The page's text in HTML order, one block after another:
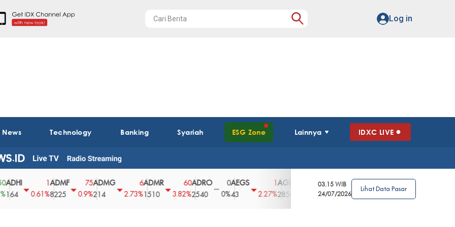
Log in
Technology Banking Syariah ESG Zone Lainnya IDXC LIVE
0.61%
ADMF
8225
0.9%
ADMG
214
2.73%
ADMR
1510
3.82%
ADRO
2540
0
0%
AEGS
43
2.27%
AGII
2850
3.39%
AGRO
148
4
2.63%
0%
03.15 WIB
24/07/2026
Lihat Data Pasar